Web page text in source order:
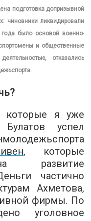
подготовка допризывной
чиновники ликвидировали
было основой военно-
и общественные
отказались
я уже
успел
, которые
развитие
частично
Ахметова,
фирмы. По
уголовное